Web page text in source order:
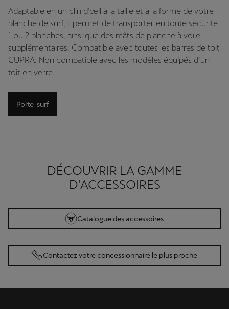
Adaptable en un clin d’œil à la taille et à la forme de votre
planche de surf, il permet de transporter en toute sécurité
1 ou 2 planches, ainsi que des mâts de planche à voile
supplémentaires. Compatible avec toutes les barres de toit
CUPRA. Non compatible avec les modèles équipés d’un
toit en verre.
Porte-surf
DÉCOUVRIR LA GAMME
D'ACCESSOIRES
Catalogue des accessoires
Contactez votre concessionnaire le plus proche